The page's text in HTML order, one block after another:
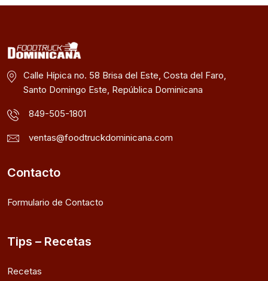
Calle Hípica no. 58 Brisa del Este, Costa del Faro,
Santo Domingo Este, República Dominicana
849-505-1801
ventas@foodtruckdominicana.com
Contacto
Formulario de Contacto
Tips – Recetas
Recetas